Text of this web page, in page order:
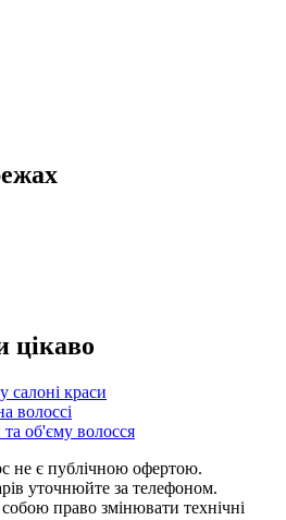
цікаво
салоні краси
волоссі
об'єму волосся
не є публічною офертою.
уточнюйте за телефоном.
право змінювати технічні